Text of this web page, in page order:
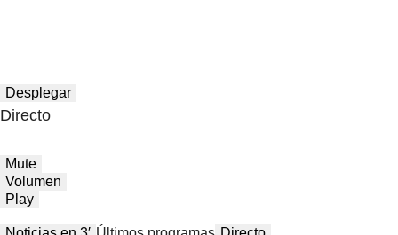
Desplegar
Directo
Mute
Volumen
Play